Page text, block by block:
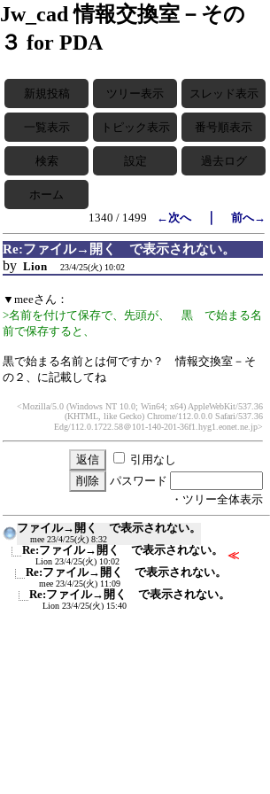
Jw_cad 情報交換室－その
３ for PDA
新規投稿 ツリー表示 スレッド表示
一覧表示 トピック表示 番号順表示
検索 設定 過去ログ
ホーム
1340 / 1499
←次へ｜ 前へ→
Re:ファイル→開く で表示されない。
by Lion 23/4/25(火) 10:02
▼meeさん：
>名前を付けて保存で、先頭が、 黒 で始まる名
前で保存すると、
黒で始まる名前とは何ですか？ 情報交換室－そ
の２、に記載してね
<Mozilla/5.0 (Windows NT 10.0; Win64; x64) AppleWebKit/537.36
(KHTML, like Gecko) Chrome/112.0.0.0 Safari/537.36
Edg/112.0.1722.58＠101-140-201-36f1.hyg1.eonet.ne.jp>
引用なし
パスワード
・ツリー全体表示
ファイル→開く で表示されない。
mee 23/4/25(火) 8:32
Re:ファイル→開く で表示されない。
Lion 23/4/25(火) 10:02
≪
Re:ファイル→開く で表示されない。
mee 23/4/25(火) 11:09
Re:ファイル→開く で表示されない。
Lion 23/4/25(火) 15:40